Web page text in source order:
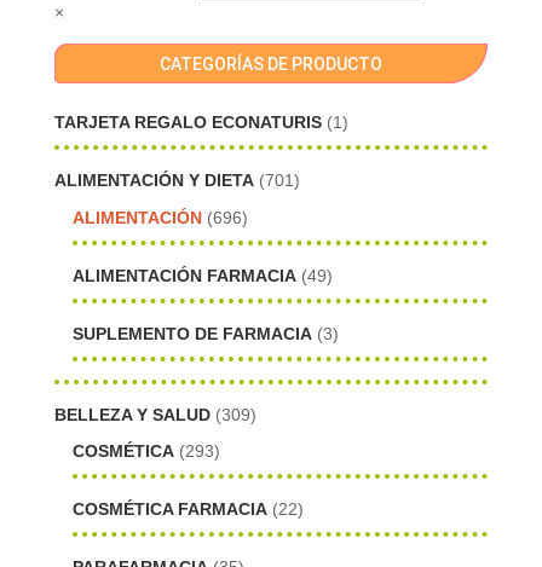
×
CATEGORÍAS DE PRODUCTO
TARJETA REGALO ECONATURIS (1)
ALIMENTACIÓN Y DIETA (701)
ALIMENTACIÓN (696)
ALIMENTACIÓN FARMACIA (49)
SUPLEMENTO DE FARMACIA (3)
BELLEZA Y SALUD (309)
COSMÉTICA (293)
COSMÉTICA FARMACIA (22)